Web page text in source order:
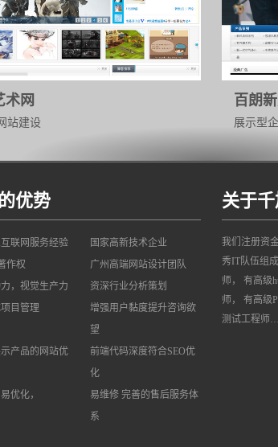
术网
站建设
百朗
展示型
优势
联网服务经验
国家高新技术企业
作权
广州高端网站设计团队
，视觉生产力
资深行业分析策划
目管理
增强用户黏度提升咨询欲
望
产品的网站优
前端代码深度符合SEO优
化
优化，
易维修 完善的售后服务体
系
关于
我们注册资
秀IT队伍组
师， 有高级
师， 有高级
测试工程师…